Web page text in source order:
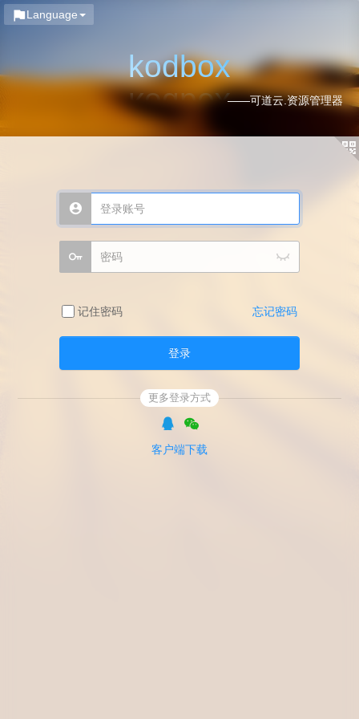
kodbox
——可道云.资源管理器
Language
记住密码 忘记密码
登录
更多登录方式
客户端下载